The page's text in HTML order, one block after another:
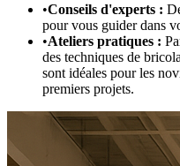
•Conseils d'experts :
pour vous guider dans
•Ateliers pratiques :
des techniques de
sont idéales pour les
premiers projets.